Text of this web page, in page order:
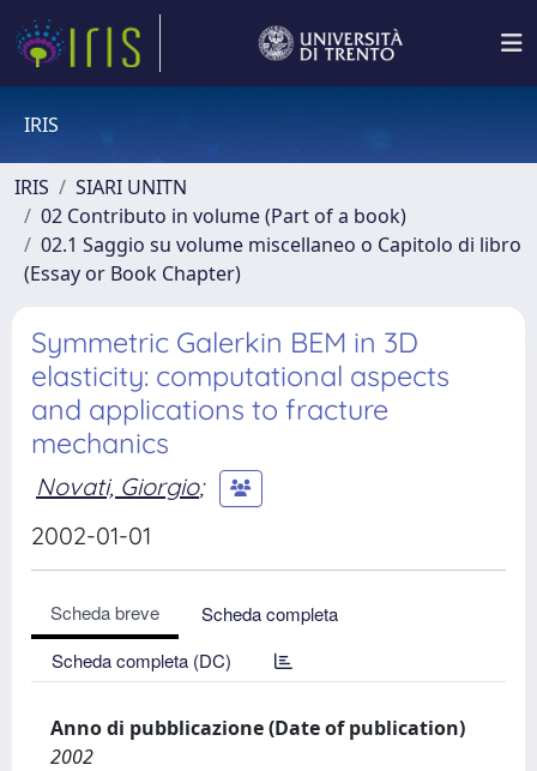
IRIS
IRIS
SIARI UNITN
02 Contributo in volume (Part of a book)
02.1 Saggio su volume miscellaneo o Capitolo di libro
(Essay or Book Chapter)
Symmetric Galerkin BEM in 3D
elasticity: computational aspects
and applications to fracture
mechanics
Novati, Giorgio;
2002-01-01
Scheda breve
Scheda completa
Scheda completa (DC)
Anno di pubblicazione (Date of publication)
2002